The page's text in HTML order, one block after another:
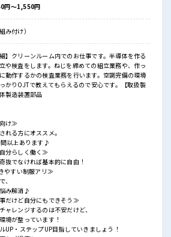
円～1,550円
み付け）
細】クリーンルーム内でのお仕事です。半導体を作る
や検査をします。ねじを締めての組立業務や、作っ
動作するかの検査業務を行います。空調完備の環境
かりOJTで教えてもらえるので安心です。【取扱製
製造装置部品
け≫
れる方にオススメ。
以上あります♪
分らしく働く≫
抜でなければ基本的に自由！
やすい制服アリ≫
、
み解消♪
だけど自分にもできそう≫
ャレンジするのは不安だけど、
境が整っています！
UP・ステップUP目指していきましょう！